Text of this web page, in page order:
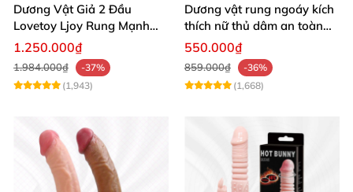
Dương Vật Giả 2 Đầu
Lovetoy Ljoy Rung Mạnh
ĐKTX Hút Sâu
1.250.000₫
1.984.000₫
-37%
(1,943)
Dương vật rung ngoáy kích
thích nữ thủ dâm an toàn
cao cấp
550.000₫
859.000₫
-36%
(1,668)